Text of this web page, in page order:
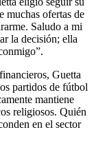
muchas ofertas de
Saludo a mi
la decisión; ella
Guetta
partidos de fútbol
mantiene
religiosos. Quién
en el sector